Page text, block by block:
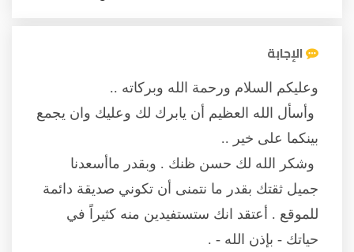
الإجابة
وعليكم السلام ورحمة الله وبركاته ..
وأسأل الله العظيم أن يابرك لك وعليك وان يجمع
بينكما على خير ..
وشكر الله لك حسن ظنك . وبقدر ماأسعدنا
جميل ثقتك بقدر ما نتمنى أن تكوني صديقة دائمة
للموقع . أعتقد انك ستستفيدين منه كثيراً في
حياتك - بإذن الله - .